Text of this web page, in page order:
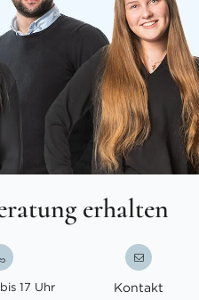
erhalten
17 Uhr Kontakt